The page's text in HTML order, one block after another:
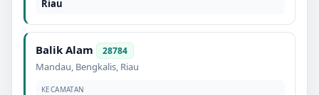
Riau
Balik Alam 28784
Mandau, Bengkalis, Riau
KECAMATAN